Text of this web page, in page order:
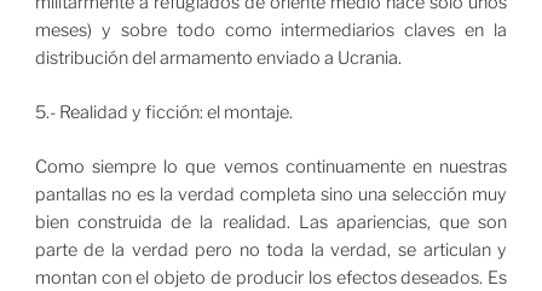
meses) y sobre todo como intermediarios claves en la
distribución del armamento enviado a Ucrania.
5.- Realidad y ficción: el montaje.
Como siempre lo que vemos continuamente en nuestras
pantallas no es la verdad completa sino una selección muy
bien construida de la realidad. Las apariencias, que son
parte de la verdad pero no toda la verdad, se articulan y
montan con el objeto de producir los efectos deseados. Es